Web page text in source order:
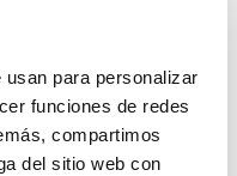
para personalizar
funciones de redes
compartimos
del sitio web con